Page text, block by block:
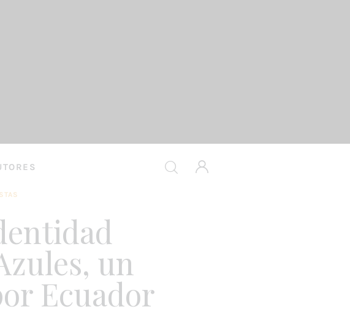
un
Ecuador